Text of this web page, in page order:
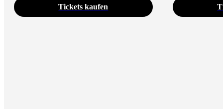
Tickets kaufen